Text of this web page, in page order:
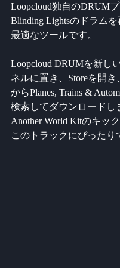
Loopcloud独自のDRUMプ
Blinding Lightsのドラム
最適なツールです。
Loopcloud DRUMを新し
ネルに置き、Storeを開き
からPlanes, Trains &
検索してダウンロードし
Another World Kitのキッ
このトラックにぴったり